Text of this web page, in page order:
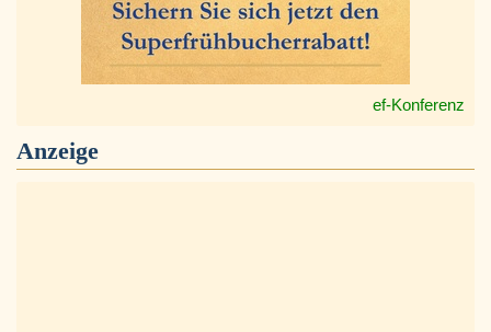
ef-Konferenz
Anzeige